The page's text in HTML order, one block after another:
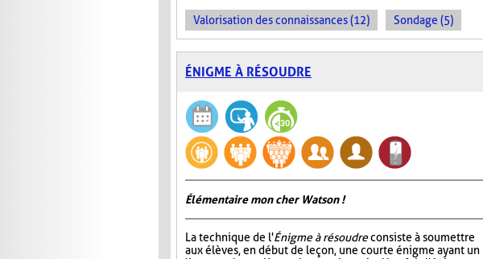
Valorisation des connaissances (12) Sondage (5)
ÉNIGME À RÉSOUDRE
Élémentaire mon cher Watson !
La technique de l'Énigme à résoudreconsiste à soumettre
aux élèves, en début de leçon, une courte énigme ayant un